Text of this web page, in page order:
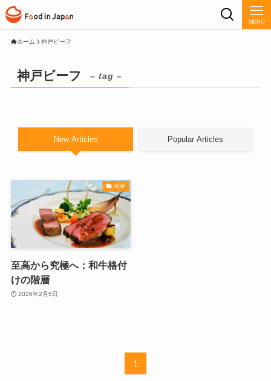
MENU
ホーム 神戸ビーフ
神戸ビーフ – tag –
New Articles Popular Articles
和牛
至高から究極へ：和牛格付
けの階層
2026年2月5日
1